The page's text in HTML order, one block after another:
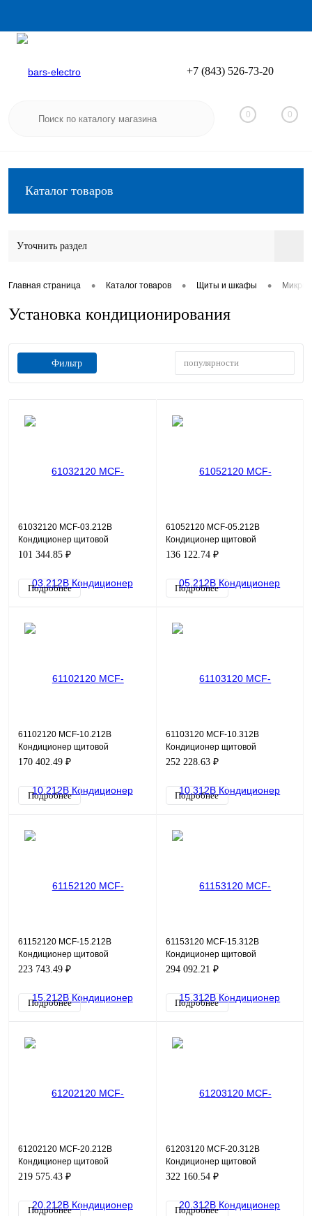
Вход
+7 (843) 526-73-20
0 0
Каталог товаров
Уточнить раздел
Главная страница • Каталог товаров • Щиты и шкафы •
Установка кондиционирования
Фильтр популярности
61032120 MCF-03.212B
Кондиционер щитовой
навесной (холодильный
металлическая л
101 344.85 ₽
Подробнее
61052120 MCF-05.212B
Кондиционер щитовой
навесной (холодильный
металлическая л
136 122.74 ₽
Подробнее
61102120 MCF-10.212B
Кондиционер щитовой
навесной (холодильный
металлическая л
170 402.49 ₽
Подробнее
61103120 MCF-10.312B
Кондиционер щитовой
навесной (холодильный
металлическая л
252 228.63 ₽
Подробнее
61152120 MCF-15.212B
Кондиционер щитовой
навесной (холодильный
металлическая л
223 743.49 ₽
Подробнее
61153120 MCF-15.312B
Кондиционер щитовой
навесной (холодильный
металлическая л
294 092.21 ₽
Подробнее
61202120 MCF-20.212B
Кондиционер щитовой
навесной (холодильный
металлическая л
219 575.43 ₽
Подробнее
61203120 MCF-20.312B
Кондиционер щитовой
навесной (холодильный
металлическая л
322 160.54 ₽
Подробнее